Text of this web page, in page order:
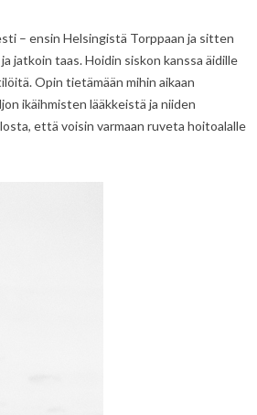
– ensin Helsingistä Torppaan ja sitten
jatkoin taas. Hoidin siskon kanssa äidille
Opin tietämään mihin aikaan
ikäihmisten lääkkeistä ja niiden
että voisin varmaan ruveta hoitoalalle